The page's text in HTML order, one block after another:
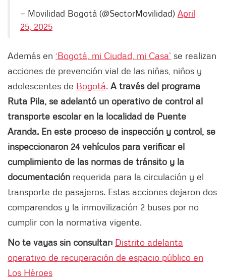
— Movilidad Bogotá (@SectorMovilidad) April
25, 2025
Además en ‘Bogotá, mi Ciudad, mi Casa’ se realizan
acciones de prevención vial de las niñas, niños y
adolescentes de Bogotá. A través del programa
Ruta Pila, se adelantó un operativo de control al
transporte escolar en la localidad de Puente
Aranda. En este proceso de inspección y control, se
inspeccionaron 24 vehículos para verificar el
cumplimiento de las normas de tránsito y la
documentación requerida para la circulación y el
transporte de pasajeros. Estas acciones dejaron dos
comparendos y la inmovilización 2 buses por no
cumplir con la normativa vigente.
No te vayas sin consultar: Distrito adelanta
operativo de recuperación de espacio público en
Los Héroes